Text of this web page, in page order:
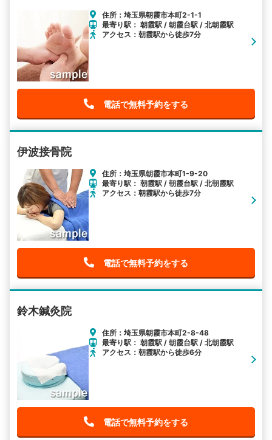
住所：埼玉県朝霞市本町2-1-1
最寄り駅： 朝霞駅 / 朝霞台駅 / 北朝霞駅
アクセス：朝霞駅から徒歩7分
電話で無料予約をする
伊波接骨院
住所：埼玉県朝霞市本町1-9-20
最寄り駅： 朝霞駅 / 朝霞台駅 / 北朝霞駅
アクセス：朝霞駅から徒歩7分
電話で無料予約をする
鈴木鍼灸院
住所：埼玉県朝霞市本町2-8-48
最寄り駅： 朝霞駅 / 朝霞台駅 / 北朝霞駅
アクセス：朝霞駅から徒歩6分
電話で無料予約をする